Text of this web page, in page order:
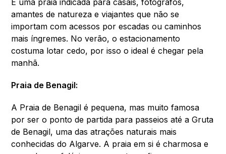
amantes de natureza e viajantes que não se
importam com acessos por escadas ou caminhos
mais íngremes. No verão, o estacionamento
costuma lotar cedo, por isso o ideal é chegar pela
manhã.
Praia de Benagil:
A Praia de Benagil é pequena, mas muito famosa
por ser o ponto de partida para passeios até a Gruta
de Benagil, uma das atrações naturais mais
conhecidas do Algarve. A praia em si é charmosa e